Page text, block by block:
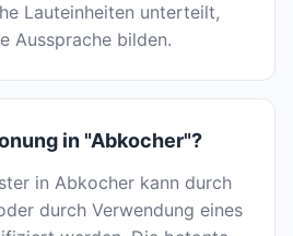
Lauteinheiten unterteilt,
Aussprache bilden.
in "Abkocher"?
in Abkocher kann durch
durch Verwendung eines